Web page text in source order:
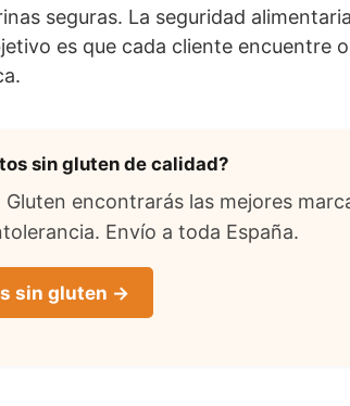
seguras. La seguridad
es que cada cliente encuentre
sin gluten de calidad?
Gluten encontrarás las mejores
Envío a toda España.
sin gluten →